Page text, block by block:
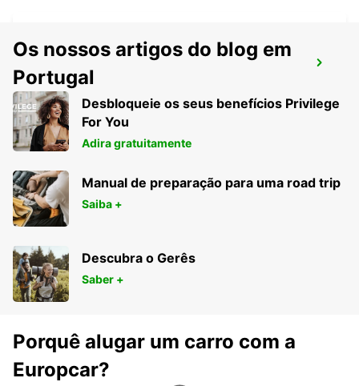
AMBERG
AMBERG - GERMANY
Os nossos artigos do blog em
Portugal
Desbloqueie os seus benefícios Privilege
For You
Adira gratuitamente
Manual de preparação para uma road trip
Saiba +
Descubra o Gerês
Saber +
Porquê alugar um carro com a
Europcar?